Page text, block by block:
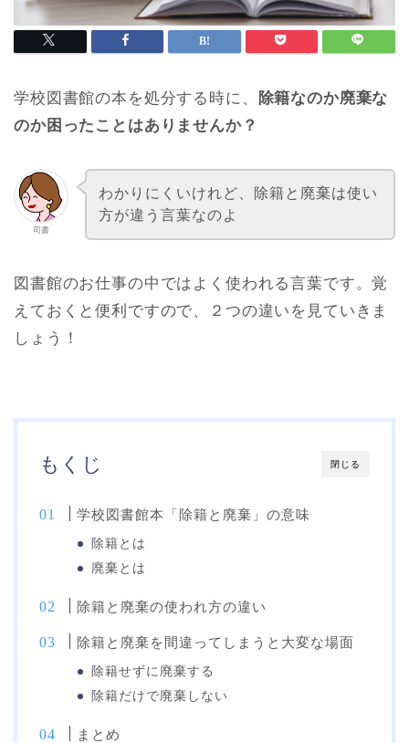
学校図書館の本を処分する時に、
除籍なのか廃棄な
のか困ったことはありませんか？
司書
わかりにくいけれど、除籍と廃棄は使い
方が違う言葉なのよ
図書館のお仕事の中ではよく使われる言葉です。覚
えておくと便利ですので、２つの違いを見ていきま
しょう！
閉じる
もくじ
学校図書館本「除籍と廃棄」の意味
除籍とは
廃棄とは
除籍と廃棄の使われ方の違い
除籍と廃棄を間違ってしまうと大変な場面
除籍せずに廃棄する
除籍だけで廃棄しない
まとめ